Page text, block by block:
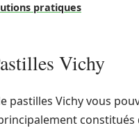
pratiques
Vichy
Vichy vous
constitués